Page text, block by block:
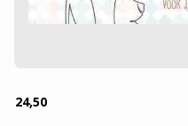
24,50